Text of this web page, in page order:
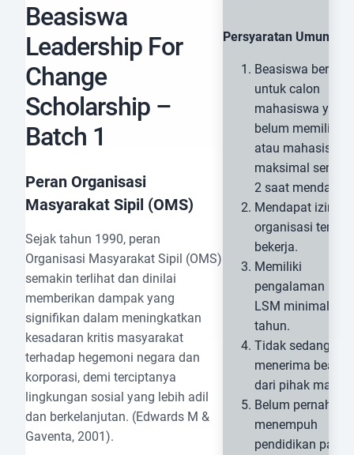
Beasiswa
Leadership For
Change
Scholarship –
Batch 1
Peran Organisasi
Masyarakat Sipil (OMS)
Sejak tahun 1990, peran
Organisasi Masyarakat Sipil (OMS)
semakin terlihat dan dinilai
memberikan dampak yang
signifikan dalam meningkatkan
kesadaran kritis masyarakat
terhadap hegemoni negara dan
korporasi, demi terciptanya
lingkungan sosial yang lebih adil
dan berkelanjutan. (Edwards M &
Gaventa, 2001).
Persyaratan Umum:
Beasiswa berlaku
untuk calon
mahasiswa yang
belum memiliki
atau mahasiswa
maksimal
2 saat mendaftar.
Mendapat izin
organisasi
bekerja.
Memiliki
pengalaman
LSM minimal 5
tahun.
Tidak sedang
menerima
dari pihak
Belum pernah
menempuh
pendidikan pada